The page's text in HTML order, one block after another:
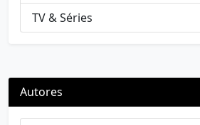
TV & Séries
Autores